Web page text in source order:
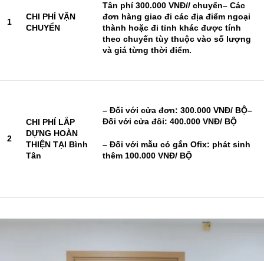
1
CHI PHÍ VẬN
CHUYỂN
Tân phí 300.000 VNĐ// chuyển– Các
đơn hàng giao đi các địa điểm ngoại
thành hoặc đi tỉnh khác được tính
theo chuyến tùy thuộc vào số lượng
và giá từng thời điểm.
2
CHI PHÍ LẮP
DỰNG HOÀN
THIỆN TẠI Bình
Tân
– Đối với cửa đơn: 300.000 VNĐ/ BỘ–
Đối với cửa đôi: 400.000 VNĐ/ BỘ
– Đối với mẫu có gắn Ofix: phát sinh
thêm 100.000 VNĐ/ BỘ